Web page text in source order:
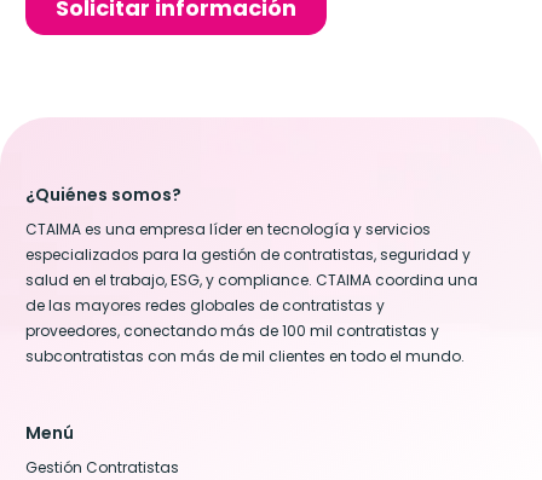
¿Quiénes somos?
CTAIMA es una empresa líder en tecnología y servicios
especializados para la gestión de contratistas, seguridad y
salud en el trabajo, ESG, y compliance. CTAIMA coordina una
de las mayores redes globales de contratistas y
proveedores, conectando más de 100 mil contratistas y
subcontratistas con más de mil clientes en todo el mundo.
Menú
Gestión Contratistas